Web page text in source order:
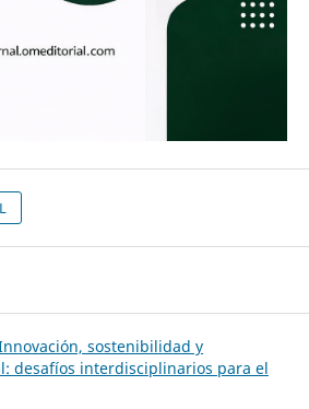
sostenibilidad y
desafíos interdisciplinarios para el